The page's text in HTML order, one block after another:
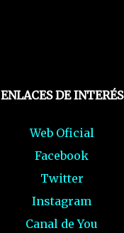
ENLACES DE INTERÉS
Web Oficial
Facebook
Twitter
Instagram
Canal de You